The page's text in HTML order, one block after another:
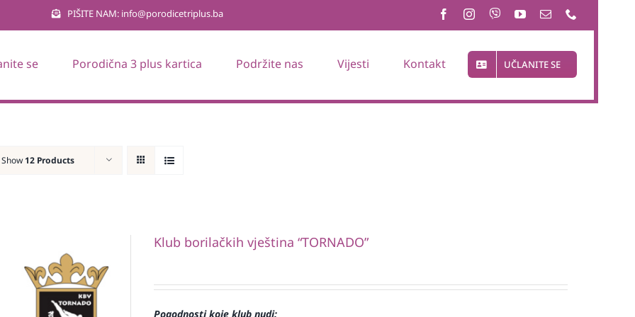
PIŠITE NAM: info@porodicetriplus.ba
se Porodična 3 plus kartica Podržite nas Vijesti Kontakt UČLANITE SE
Show 12 Products
Klub borilačkih vještina “TORNADO”
Pogodnosti koje klub nudi: